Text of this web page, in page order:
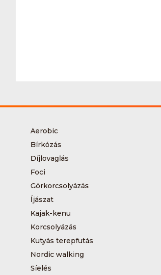
Aerobic
Bírkózás
Díjlovaglás
Foci
Görkorcsolyázás
Íjászat
Kajak-kenu
Korcsolyázás
Kutyás terepfutás
Nordic walking
Síelés